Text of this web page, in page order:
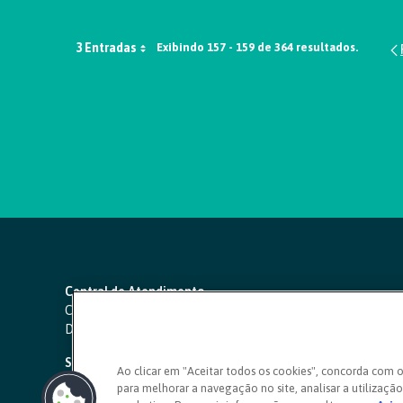
3 Entradas Exibindo 157 - 159 de 364 resultados.
Central de Atendimento
Capitais e regiões metropolitanas:
Demais localidades:
SAC 24 horas
Ouvidoria
Ao clicar em "Aceitar todos os cookies", concorda com
para melhorar a navegação no site, analisar a